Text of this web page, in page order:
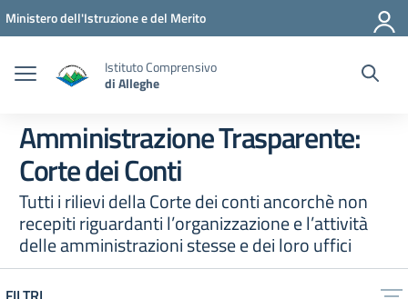
Vai ai contenuti
Vai al menu di navigazione
Vai al footer
Ministero dell'Istruzione e del Merito
Istituto Comprensivo
di Alleghe
Amministrazione Trasparente:
Corte dei Conti
Tutti i rilievi della Corte dei conti ancorchè non
recepiti riguardanti l’organizzazione e l’attività
delle amministrazioni stesse e dei loro uffici